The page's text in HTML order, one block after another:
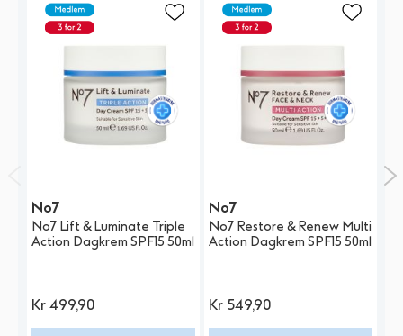
No7
No7 Lift & Luminate Triple
Action Dagkrem SPF15 50ml
Kr 499,90
No7
No7 Restore & Renew Multi
Action Dagkrem SPF15 50ml
Kr 549,90